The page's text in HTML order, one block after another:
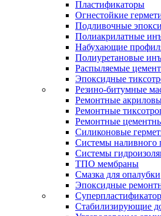
Пластификаторы
Огнестойкие
Подливочные
Полиакрилатные
Набухающие
Полиуретановые
Распыляемые
Эпоксидные
Резино-битумные
Ремонтные
Ремонтные
Ремонтные
Силиконовые
Системы наливного
Системы
ТПО мембраны
Смазка для опалубки
Эпоксидные
Стабилизирующие